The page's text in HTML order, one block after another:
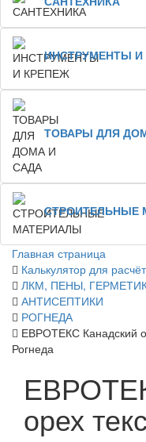
ИНСТРУМЕНТЫ И
ТОВАРЫ ДЛЯ
СТРОИТЕЛЬНЫЕ
Главная страница
Калькулятор для
ЛКМ, ПЕНЫ,
АНТИСЕПТИКИ
РОГНЕДА
ЕВРОТЕКС Канадский
Рогнеда
орех